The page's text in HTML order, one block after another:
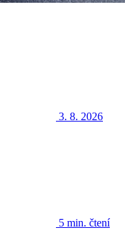
3. 8. 2026
5 min. čtení